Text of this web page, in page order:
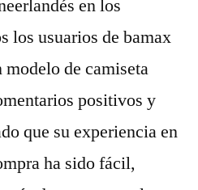
en los
los usuarios de bamax
de camiseta
positivos y
que su experiencia en
ha sido fácil,